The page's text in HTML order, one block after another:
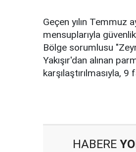
Geçen yılın Temmuz
mensuplarıyla
Bölge sorumlusu
Yakışır'dan alınan
karşılaştırılmasıyla,
HABERE